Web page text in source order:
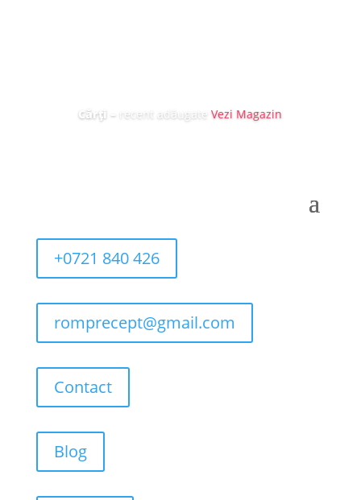
Cărți – recent adăugateVezi Magazin
+0721 840 426
romprecept@gmail.com
Contact
Blog